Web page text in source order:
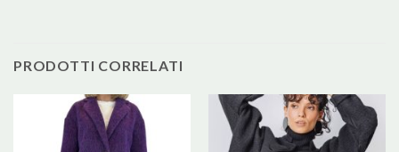
PRODOTTI CORRELATI